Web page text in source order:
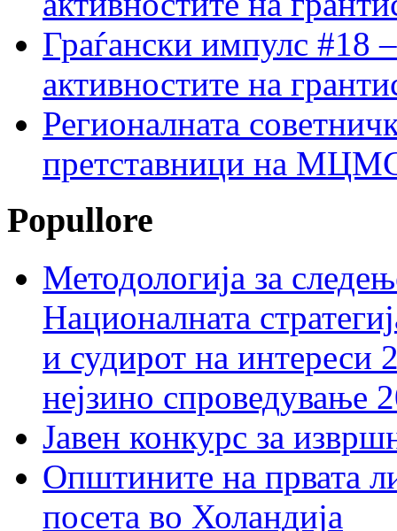
Граѓански импулс #18
активностите на
Регионалната
претставници на МЦМС
Popullore
Методологија за
Националната
и судирот на интереси
нејзино спроведување
Јавен конкурс за
Општините на првата
посета во Холандија